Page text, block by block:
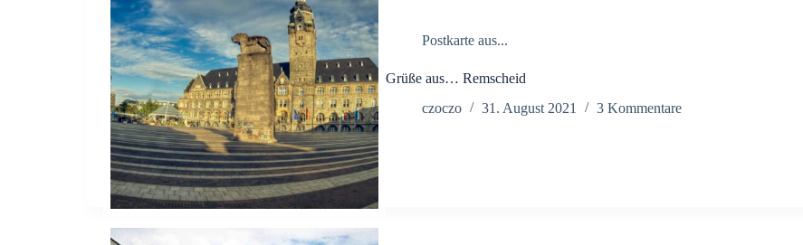
Postkarte aus...
Grüße aus… Remscheid
czoczo
31. August 2021 3 Kommentare